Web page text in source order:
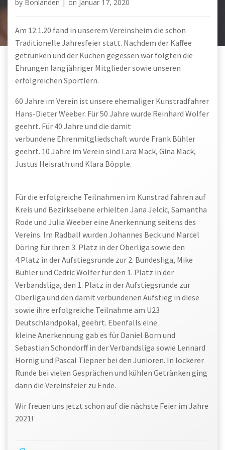
by Bonlanden | on Januar 17, 2020
Am 12.1.20 fand in unserem Vereinsheim die schon
Traditionelle Jahresfeier statt. Nachdem der Kaffee
getrunken und der Kuchen gegessen war folgten die
Ehrungen langjähriger Mitglieder sowie unseren
erfolgreichen Sportlern.
60 Jahre im Verein ist unsere ehemaliger Kunstradfahrer
Hans-Dieter Weeber. Für 50 Jahre wurde Reinhard Wolfer
geehrt. Für 40 Jahre und die damit
verbundene Ehrenmitgliedschaft wurde Frank Bühler
geehrt. 10 Jahre im Verein sind Lara Mack, Gina Mack,
Justus Heisrath und Klara Böpple.
Für die erfolgreiche Teilnahmen im Kunstrad fahren auf
Kreis und Bezirksebene erhielten Jana Jelcic, Samantha
Rode und Julia Weeber eine Anerkennung seitens des
Vereins. Im Radball wurden Johannes Beck und Marcel
Döring für ihren 3. Platz in der Oberliga sowie den
4.Platz in der Aufstiegsrunde zur 2. Bundesliga, Mike
Bühler und Cedric Wolfer für den 1. Platz in der
Verbandsliga, den 1. Platz in der Aufstiegsrunde zur
Oberliga und den damit verbundenen Aufstieg in diese
sowie ihre erfolgreiche Teilnahme am U23
Deutschlandpokal, geehrt. Ebenfalls eine
kleine Anerkennung gab es für Daniel Born und
Sebastian Schondorff in der Verbandsliga sowie Lennard
Hornig und Pascal Tiepner bei den Junioren. In lockerer
Runde bei vielen Gesprächen und kühlen Getränken ging
dann die Vereinsfeier zu Ende.
Wir freuen uns jetzt schon auf die nächste Feier im Jahre
2021!